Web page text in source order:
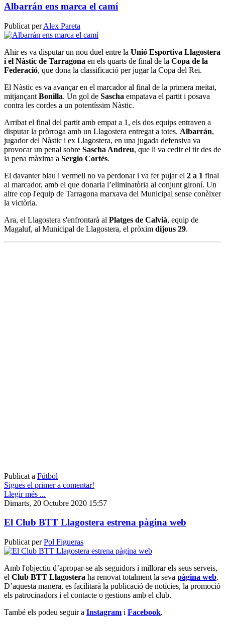
Albarrán ens marca el camí
Publicat perAlex Pareta
Ahir es va disputar un nou duel entre la Unió Esportiva Llagostera
i el Nàstic de Tarragona en els quarts de final de la Copa de la
Federació, que dona la classificació per jugar la Copa del Rei.
El Nàstic es va avançar en el marcador al final de la primera meitat,
mitjançant Bonilla. Un gol de Sascha empatava el partit i posava
contra les cordes a un potentíssim Nàstic.
Arribat el final del partit amb empat a 1, els dos equips entraven a
disputar la pròrroga amb un Llagostera entregat a totes. Albarrán,
jugador del Nàstic i ex Llagostera, en una jugada defensiva va
provocar un penal sobre Sascha Andreu, que li va cedir el tir des de
la pena màxima a Sergio Cortès.
El davanter blau i vermell no va perdonar i va fer pujar el 2 a 1 final
al marcador, amb el que donaria l’eliminatòria al conjunt gironí. Un
altre cop l'equip de Tarragona marxava del Municipal sense conèixer
la victòria.
Ara, el Llagostera s'enfrontarà al Platges de Calvià, equip de
Magaluf, al Municipal de Llagostera, el pròxim dijous 29.
Publicat a Fútbol
Sigues el primer a comentar!
Llegir més ...
Dimarts, 20 Octubre 2020 15:57
El Club BTT Llagostera estrena pàgina web
Publicat perPol Figueras
Amb l'objectiu d’apropar-se als seguidors i millorar els seus serveis,
el Club BTT Llagostera ha renovat totalment la seva pàgina web.
D’aquesta manera, es facilitarà la publicació de notícies, la promoció
els patrocinadors i el contacte o gestions amb el club.
També els podeu seguir a Instagram i Facebook.